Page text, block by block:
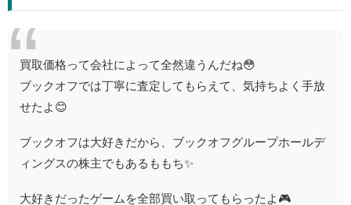
買取価格って会社によって全然違うんだね😳
ブックオフでは丁寧に査定してもらえて、気持ちよく手放
せたよ😊
ブックオフは大好きだから、ブックオフグループホールデ
ィングスの株主でもあるももち✨
大好きだったゲームを全部買い取ってもらったよ🎮